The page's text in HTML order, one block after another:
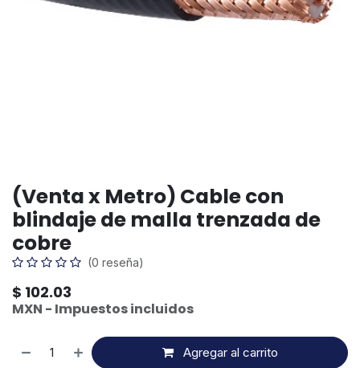
(Venta x Metro) Cable con
blindaje de malla trenzada de
cobre
(0 reseña)
$ 102.03
MXN - Impuestos incluidos
Agregar al carrito